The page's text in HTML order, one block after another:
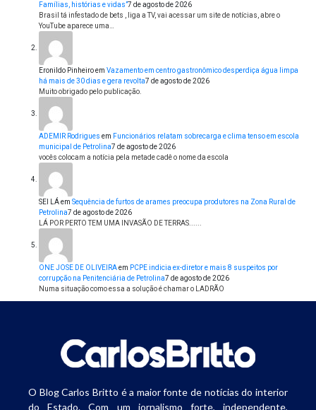
Famílias, histórias e vidas”7 de agosto de 2026
Brasil tá infestado de bets , liga a TV, vai acessar um site de notícias, abre o
YouTube aparece uma…
Eronildo Pinheiroem Vazamento em centro gastronômico desperdiça água limpa
há mais de 30 dias e gera revolta7 de agosto de 2026
Muito obrigado pelo publicação.
ADEMIR Rodrigues em Funcionários relatam sobrecarga e clima tenso em escola
municipal de Petrolina7 de agosto de 2026
vocês colocam a notícia pela metade cadê o nome da escola
SEI LÁem Sequência de furtos de arames preocupa produtores na Zona Rural de
Petrolina7 de agosto de 2026
LÁ POR PERTO TEM UMA INVASÃO DE TERRAS......
ONE JOSE DE OLIVEIRAem PCPE indicia ex-diretor e mais 8 suspeitos por
corrupção na Penitenciária de Petrolina7 de agosto de 2026
Numa situação como essa a solução é chamar o LADRÃO
O Blog Carlos Britto é a maior fonte de notícias do interior
do Estado. Com um jornalismo forte, independente,